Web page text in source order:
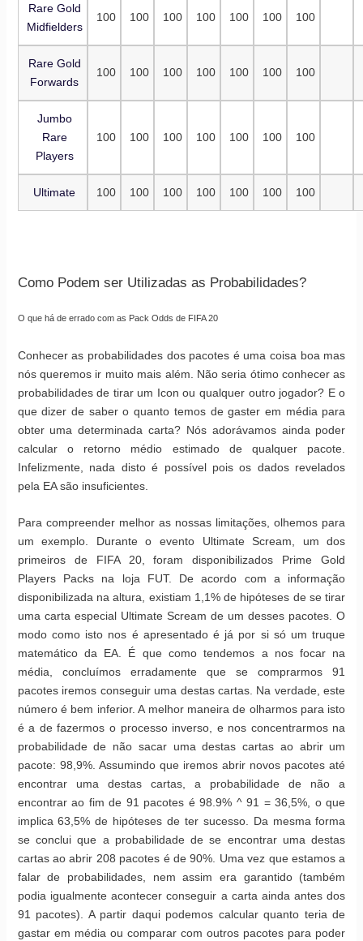
Rare Gold
Midfielders
100 100 100 100 100 100 100
Rare Gold
Forwards
100 100 100 100 100 100 100
Jumbo
Rare
Players
100 100 100 100 100 100 100
Ultimate 100 100 100 100 100 100 100
Como Podem ser Utilizadas as Probabilidades?
O que há de errado com as Pack Odds de FIFA 20
Conhecer as probabilidades dos pacotes é uma coisa boa mas
nós queremos ir muito mais além. Não seria ótimo conhecer as
probabilidades de tirar um Icon ou qualquer outro jogador? E o
que dizer de saber o quanto temos de gaster em média para
obter uma determinada carta? Nós adorávamos ainda poder
calcular o retorno médio estimado de qualquer pacote.
Infelizmente, nada disto é possível pois os dados revelados
pela EA são insuficientes.
Para compreender melhor as nossas limitações, olhemos para
um exemplo. Durante o evento Ultimate Scream, um dos
primeiros de FIFA 20, foram disponibilizados Prime Gold
Players Packs na loja FUT. De acordo com a informação
disponibilizada na altura, existiam 1,1% de hipóteses de se tirar
uma carta especial Ultimate Scream de um desses pacotes. O
modo como isto nos é apresentado é já por si só um truque
matemático da EA. É que como tendemos a nos focar na
média, concluímos erradamente que se comprarmos 91
pacotes iremos conseguir uma destas cartas. Na verdade, este
número é bem inferior. A melhor maneira de olharmos para isto
é a de fazermos o processo inverso, e nos concentrarmos na
probabilidade de não sacar uma destas cartas ao abrir um
pacote: 98,9%. Assumindo que iremos abrir novos pacotes até
encontrar uma destas cartas, a probabilidade de não a
encontrar ao fim de 91 pacotes é 98.9% ^ 91 = 36,5%, o que
implica 63,5% de hipóteses de ter sucesso. Da mesma forma
se conclui que a probabilidade de se encontrar uma destas
cartas ao abrir 208 pacotes é de 90%. Uma vez que estamos a
falar de probabilidades, nem assim era garantido (também
podia igualmente acontecer conseguir a carta ainda antes dos
91 pacotes). A partir daqui podemos calcular quanto teria de
gastar em média ou comparar com outros pacotes para poder